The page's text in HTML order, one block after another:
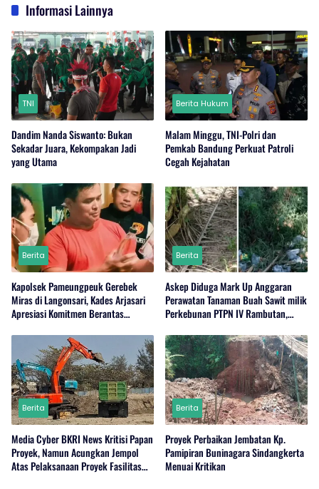
Informasi Lainnya
TNI
Dandim Nanda Siswanto: Bukan
Sekadar Juara, Kekompakan Jadi
yang Utama
Berita Hukum
Malam Minggu, TNI-Polri dan
Pemkab Bandung Perkuat Patroli
Cegah Kejahatan
Berita
Kapolsek Pameungpeuk Gerebek
Miras di Langonsari, Kades Arjasari
Apresiasi Komitmen Berantas
Berita
Askep Diduga Mark Up Anggaran
Perawatan Tanaman Buah Sawit milik
Perkebunan PTPN IV Rambutan,
Berita
Media Cyber BKRI News Kritisi Papan
Proyek, Namun Acungkan Jempol
Atas Pelaksanaan Proyek Fasilitas
Berita
Proyek Perbaikan Jembatan Kp.
Pamipiran Buninagara Sindangkerta
Menuai Kritikan